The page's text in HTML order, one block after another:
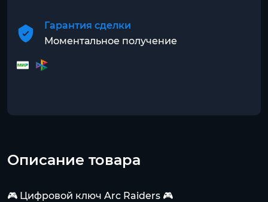
Гарантия сделки
Моментальное получение
Описание товара
🎮 Цифровой ключ Arc Raiders 🎮